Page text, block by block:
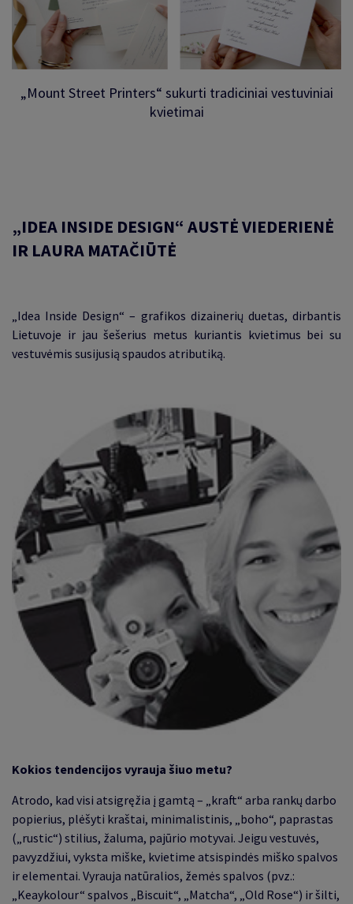
„Mount Street Printers“ sukurti tradiciniai vestuviniai
kvietimai
„IDEA INSIDE DESIGN“ AUSTĖ VIEDERIENĖ
IR LAURA MATAČIŪTĖ
„Idea Inside Design“ – grafikos dizainerių duetas, dirbantis
Lietuvoje ir jau šešerius metus kuriantis kvietimus bei su
vestuvėmis susijusią spaudos atributiką.
Kokios tendencijos vyrauja šiuo metu?
Atrodo, kad visi atsigręžia į gamtą – „kraft“ arba rankų darbo
popierius, plėšyti kraštai, minimalistinis, „boho“, paprastas
(„rustic“) stilius, žaluma, pajūrio motyvai. Jeigu vestuvės,
pavyzdžiui, vyksta miške, kvietime atsispindės miško spalvos
ir elementai. Vyrauja natūralios, žemės spalvos (pvz.:
„Keaykolour“ spalvos „Biscuit“, „Matcha“, „Old Rose“) ir šilti,